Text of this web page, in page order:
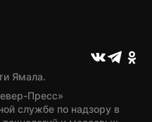
Ямала.
Пресс»
службе по надзору в